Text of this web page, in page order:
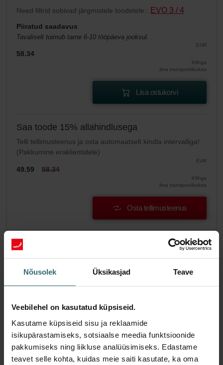
Nõusolek Üksikasjad Teave
Veebilehel on kasutatud küpsiseid.
Kasutame küpsiseid sisu ja reklaamide
isikupärastamiseks, sotsiaalse meedia funktsioonide
pakkumiseks ning liikluse analüüsimiseks. Edastame
teavet selle kohta, kuidas meie saiti kasutate, ka oma
Need filtrid sobivad järgmistele toodetele:: EVO 3 / 4
Piiratud saadavus
Tavaliselt toimub tarne 6-10 tööpäeva jooksul.
EUR
58.34
KM-ga
ilma transpordikuluta
Lisa ostukorvi
Saa toode 15% allahindlusega
Telli tellimusteenus ja osta automaatselt kindla intervalliga!
(Pakkumine eraklientidele)
EUR
49.59 58.34
KM-ga
ilma transpordikuluta
Osta tellimusteenus